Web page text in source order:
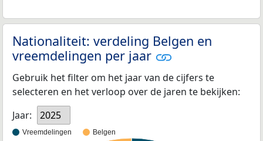
Nationaliteit: verdeling Belgen en
vreemdelingen per jaar
Gebruik het filter om het jaar van de cijfers te
selecteren en het verloop over de jaren te bekijken:
Jaar:
2025
Vreemdelingen Belgen